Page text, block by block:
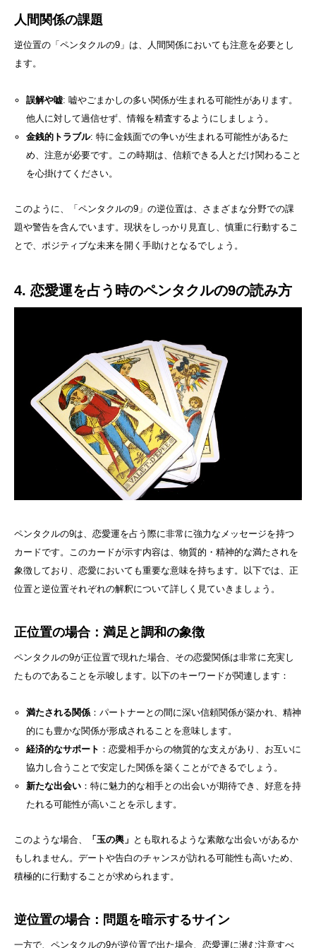
人間関係の課題
逆位置の「ペンタクルの9」は、人間関係においても注意を必要とし
ます。
誤解や嘘: 嘘やごまかしの多い関係が生まれる可能性があります。
他人に対して過信せず、情報を精査するようにしましょう。
金銭的トラブル: 特に金銭面での争いが生まれる可能性があるた
め、注意が必要です。この時期は、信頼できる人とだけ関わること
を心掛けてください。
このように、「ペンタクルの9」の逆位置は、さまざまな分野での課
題や警告を含んでいます。現状をしっかり見直し、慎重に行動するこ
とで、ポジティブな未来を開く手助けとなるでしょう。
4. 恋愛運を占う時のペンタクルの9の読み方
ペンタクルの9は、恋愛運を占う際に非常に強力なメッセージを持つ
カードです。このカードが示す内容は、物質的・精神的な満たされを
象徴しており、恋愛においても重要な意味を持ちます。以下では、正
位置と逆位置それぞれの解釈について詳しく見ていきましょう。
正位置の場合：満足と調和の象徴
ペンタクルの9が正位置で現れた場合、その恋愛関係は非常に充実し
たものであることを示唆します。以下のキーワードが関連します：
満たされる関係：パートナーとの間に深い信頼関係が築かれ、精神
的にも豊かな関係が形成されることを意味します。
経済的なサポート ：恋愛相手からの物質的な支えがあり、お互いに
協力し合うことで安定した関係を築くことができるでしょう。
新たな出会い：特に魅力的な相手との出会いが期待でき、好意を持
たれる可能性が高いことを示します。
このような場合、 「玉の輿」 とも取れるような素敵な出会いがあるか
もしれません。デートや告白のチャンスが訪れる可能性も高いため、
積極的に行動することが求められます。
逆位置の場合：問題を暗示するサイン
一方で、ペンタクルの9が逆位置で出た場合、恋愛運に潜む注意すべ